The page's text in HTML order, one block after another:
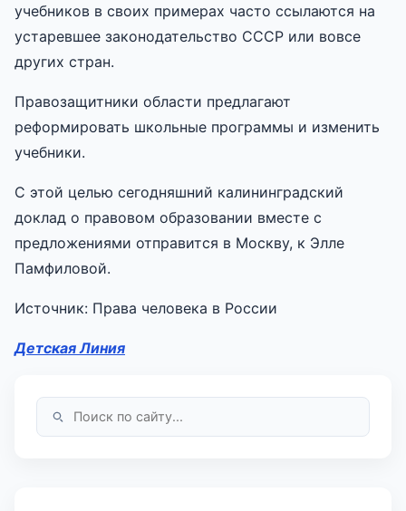
учебников в своих примерах часто ссылаются на
устаревшее законодательство СССР или вовсе
других стран.
Правозащитники области предлагают
реформировать школьные программы и изменить
учебники.
С этой целью сегодняшний калининградский
доклад о правовом образовании вместе с
предложениями отправится в Москву, к Элле
Памфиловой.
Источник: Права человека в России
Детская Линия